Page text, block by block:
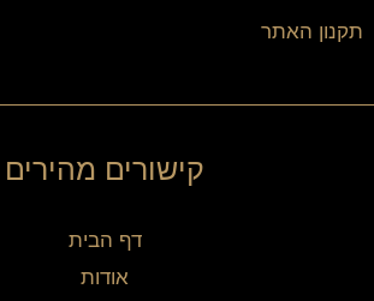
תקנון האתר
קישורים מהירים
דף הבית
אודות